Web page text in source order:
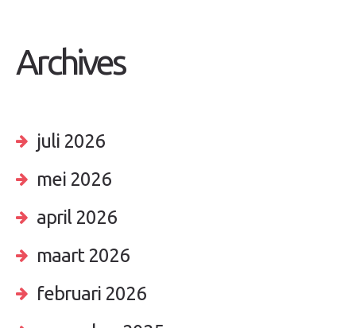
Archives
juli 2026
mei 2026
april 2026
maart 2026
februari 2026